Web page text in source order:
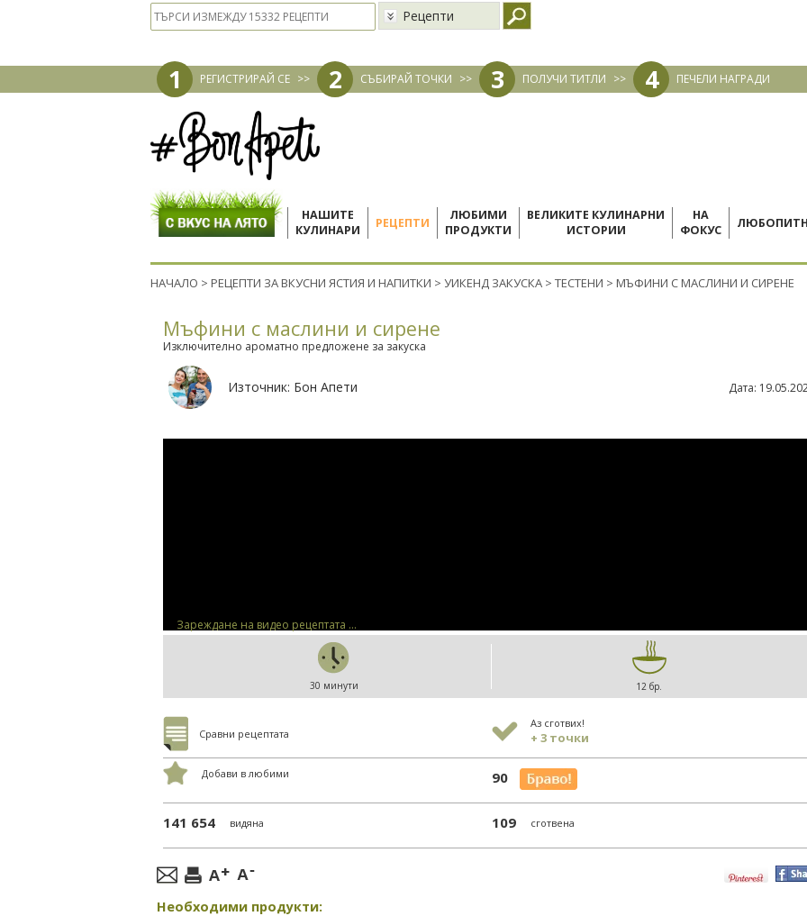
Рецепти
1 РЕГИСТРИРАЙ СЕ >> 2 СЪБИРАЙ ТОЧКИ >> 3 ПОЛУЧИ ТИТЛИ >> 4 ПЕЧЕЛИ НАГРАДИ
НАШИТЕ
КУЛИНАРИ
РЕЦЕПТИ
ЛЮБИМИ
ПРОДУКТИ
ВЕЛИКИТЕ КУЛИНАРНИ
ИСТОРИИ
НА
ФОКУС
НАЧАЛО > РЕЦЕПТИ ЗА ВКУСНИ ЯСТИЯ И НАПИТКИ > УИКЕНД ЗАКУСКА > ТЕСТЕНИ > МЪФИНИ С МАСЛИНИ И СИРЕНЕ
Мъфини с маслини и сирене
Изключително ароматно предложене за закуска
Източник: Бон Апети Дата:
Зареждане на видео рецептата ...
30 минути 12 бр.
Сравни рецептата
Аз сготвих!
+ 3 точки
Добави в любими 90
141 654 видяна 109 сготвена
Необходими продукти: